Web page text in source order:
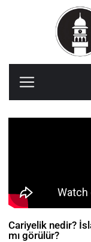
Cariyelik nedir?
mı görülür?